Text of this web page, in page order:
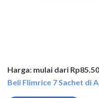
Harga: mulai dari
Beli Flimrice 7 Sachet di